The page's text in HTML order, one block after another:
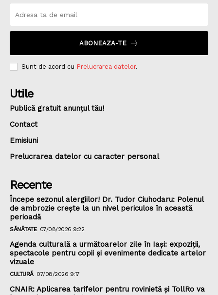
ABONEAZA-TE
Sunt de acord cu Prelucrarea datelor.
Utile
Publică gratuit anunțul tău!
Contact
Emisiuni
Prelucrarea datelor cu caracter personal
Recente
Începe sezonul alergiilor! Dr. Tudor Ciuhodaru: Polenul
de ambrozie crește la un nivel periculos în această
perioadă
SĂNĂTATE 07/08/2026 9:22
Agenda culturală a următoarelor zile în Iași: expoziții,
spectacole pentru copii și evenimente dedicate artelor
vizuale
CULTURĂ 07/08/2026 9:17
CNAIR: Aplicarea tarifelor pentru rovinietă și TollRo va